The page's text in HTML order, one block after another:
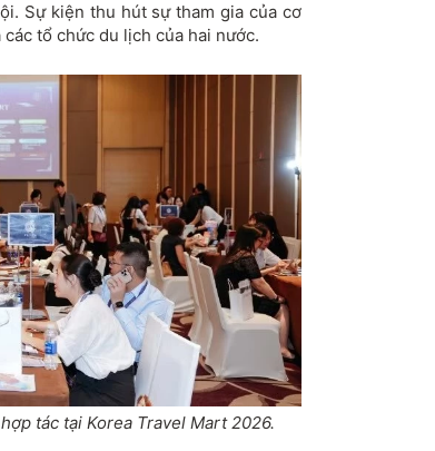
. Sự kiện thu hút sự tham gia của cơ
tổ chức du lịch của hai nước.
tác tại Korea Travel Mart 2026.